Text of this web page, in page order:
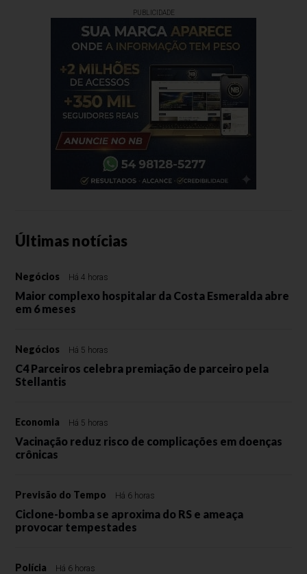
PUBLICIDADE
Últimas notícias
Negócios Há 4 horas
Maior complexo hospitalar da Costa Esmeralda abre
em 6 meses
Negócios Há 5 horas
C4 Parceiros celebra premiação de parceiro pela
Stellantis
Economia Há 5 horas
Vacinação reduz risco de complicações em doenças
crônicas
Previsão do Tempo Há 6 horas
Ciclone-bomba se aproxima do RS e ameaça
provocar tempestades
Polícia Há 6 horas